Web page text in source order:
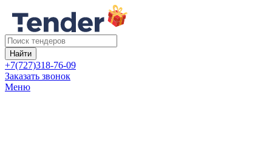
Найти
+7(727)318-76-09
Заказать звонок
Меню